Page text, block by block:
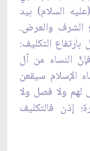
السلام) بيد
الشرف والعرض.
التكليف:
النساء من آل
الإسلام سيقعن
لهم ولا فصل ولا
إذن فالتكليف